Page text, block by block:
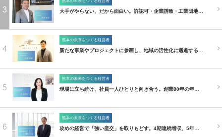
3 大手がやらない、だから面白い。許認可・企業誘致・工業団地…
4
熊本の未来をつくる経営者
新たな事業やプロジェクトに参画し、地域の活性化に邁進する…
5
熊本の未来をつくる経営者
現場に立ち続け、社員一人ひとりと向き合う。創業80年の年…
6
熊本の未来をつくる経営者
攻めの経営で「強い産交」を取りもどす。4期連続増収、5年…